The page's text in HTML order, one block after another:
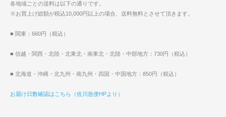
各地域ごとの送料は以下の通りです。
※お買上げ総額が税込10,000円以上の場合、送料無料とさせて頂きます。
■ 関東：660円（税込）
■ 信越・関西・北陸・北東北・南東北・北陸・中部地方：730円（税込）
■ 北海道・沖縄・北九州・南九州・四国・中国地方：850円（税込）
お届け日数確認はこちら（佐川急便HPより）